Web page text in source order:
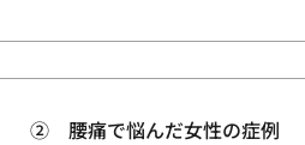
② 腰痛で悩んだ女性の症例